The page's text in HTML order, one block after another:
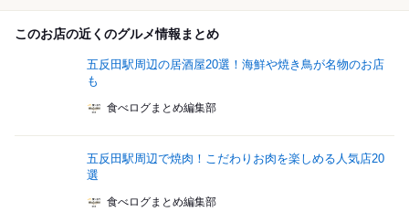
このお店の近くのグルメ情報まとめ
五反田駅周辺の居酒屋20選！海鮮や焼き鳥が名物のお店
も
食べログまとめ編集部
五反田駅周辺で焼肉！こだわりお肉を楽しめる人気店20
選
食べログまとめ編集部